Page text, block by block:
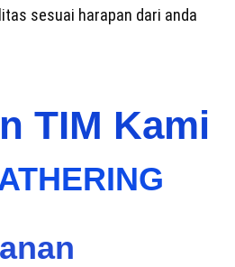
sesuai harapan dari anda
TIM Kami